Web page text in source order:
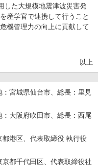
した大規模地震津波災害発
産学官で連携して行うこと
機管理力の向上に貢献して
以上
宮城県仙台市、総長：里見
大阪府吹田市、総長：西尾
港区、代表取締役 執行役
都千代田区、代表取締役社